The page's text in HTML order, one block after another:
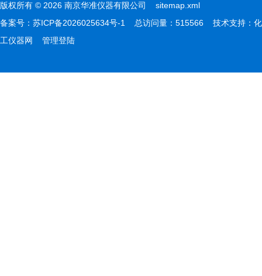
版权所有 © 2026 南京华准仪器有限公司 sitemap.xml
备案号： 苏ICP备2026025634号-1 总访问量：515566 技术支持： 化
工仪器网
管理登陆